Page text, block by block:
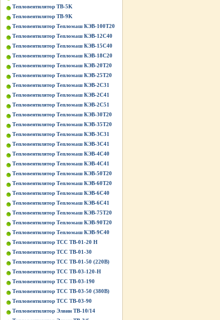
Тепловентилятор ТВ-5K
Тепловентилятор ТВ-9K
Тепловентилятор Тепломаш КЭВ-100Т20
Тепловентилятор Тепломаш КЭВ-12С40
Тепловентилятор Тепломаш КЭВ-15С40
Тепловентилятор Тепломаш КЭВ-18С20
Тепловентилятор Тепломаш КЭВ-20Т20
Тепловентилятор Тепломаш КЭВ-25Т20
Тепловентилятор Тепломаш КЭВ-2С31
Тепловентилятор Тепломаш КЭВ-2С41
Тепловентилятор Тепломаш КЭВ-2С51
Тепловентилятор Тепломаш КЭВ-30Т20
Тепловентилятор Тепломаш КЭВ-35Т20
Тепловентилятор Тепломаш КЭВ-3С31
Тепловентилятор Тепломаш КЭВ-3С41
Тепловентилятор Тепломаш КЭВ-4С40
Тепловентилятор Тепломаш КЭВ-4С41
Тепловентилятор Тепломаш КЭВ-50Т20
Тепловентилятор Тепломаш КЭВ-60Т20
Тепловентилятор Тепломаш КЭВ-6С40
Тепловентилятор Тепломаш КЭВ-6С41
Тепловентилятор Тепломаш КЭВ-75Т20
Тепловентилятор Тепломаш КЭВ-90Т20
Тепловентилятор Тепломаш КЭВ-9С40
Тепловентилятор ТСС ТВ-01-20 Н
Тепловентилятор ТСС ТВ-01-30
Тепловентилятор ТСС ТВ-01-50 (220В)
Тепловентилятор ТСС ТВ-03-120-Н
Тепловентилятор ТСС ТВ-03-190
Тепловентилятор ТСС ТВ-03-50 (380В)
Тепловентилятор ТСС ТВ-03-90
Тепловентилятор Элвин ТВ-10/14